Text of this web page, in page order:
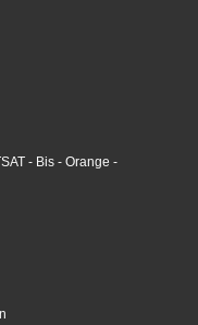
- Bis - Orange -